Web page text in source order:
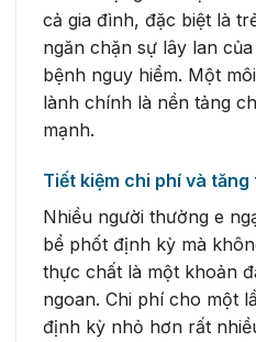
cả gia đình, đặc biệt là
ngăn chặn sự lây lan
bệnh nguy hiểm. Một
lành chính là nền tảng
mạnh.
Tiết kiệm chi phí và
Nhiều người thường e
bể phốt định kỳ mà
thực chất là một khoản
ngoan. Chi phí cho một
định kỳ nhỏ hơn rất